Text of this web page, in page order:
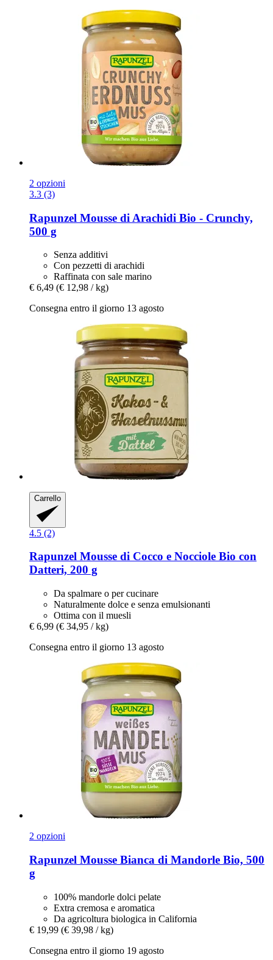
2 opzioni
3.3 (3)
Rapunzel Mousse di Arachidi Bio -​ Crunchy,
500 g
Senza additivi
Con pezzetti di arachidi
Raffinata con sale marino
€ 6,49 (€ 12,98 / kg)
Consegna entro il giorno 13 agosto
Carrello
4.5 (2)
Rapunzel Mousse di Cocco e Nocciole Bio con
Datteri, 200 g
Da spalmare o per cucinare
Naturalmente dolce e senza emulsionanti
Ottima con il muesli
€ 6,99 (€ 34,95 / kg)
Consegna entro il giorno 13 agosto
2 opzioni
Rapunzel Mousse Bianca di Mandorle Bio, 500
g
100% mandorle dolci pelate
Extra cremosa e aromatica
Da agricoltura biologica in California
€ 19,99 (€ 39,98 / kg)
Consegna entro il giorno 19 agosto